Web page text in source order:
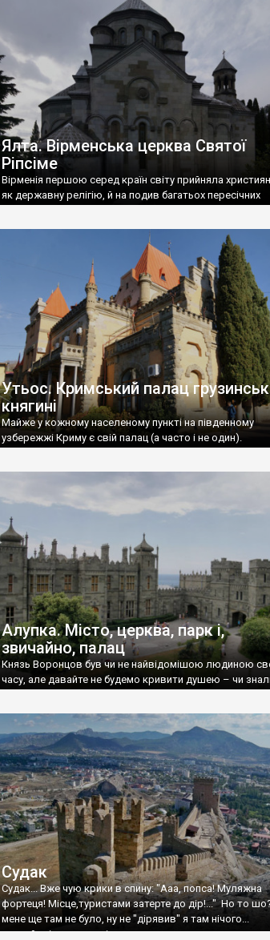
називаються «повстяками» (postaki)…” “Вино. Крим
виробляє відмінне вино і його вдосталь: воно все
легке біле і дуже […]
Ялта. Вірменська церква Святої
Ріпсіме
Вірменія першою серед країн світу прийняла
як державну релігію, й на подив багатьох пересічних
Утьос. Кримський палац
княгині
Майже у кожному населеному пункті на південному
узбережжі Криму є свій палац (а часто і не один).
Алупка. Місто, церква, парк і,
звичайно, палац
Князь Воронцов був чи не найвідомішою людиною
часу, але давайте не будемо кривити душею – чи
Судак
Судак... Вже чую крики в спину: "Ааа, попса! Муляжна
фортеця! Місце,туристами затерте до дір!..." Но то
мене ще там не було, ну не "дірявив" я там нічого...
принаймні до цього літа.